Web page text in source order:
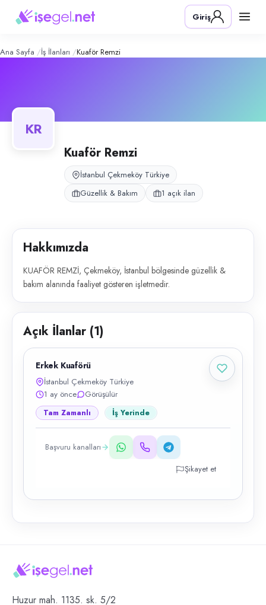
REMZİ – Şirket Profili
Konum:
KUAFÖR REMZİ, Çekmeköy, İstanbul bölgesinde güzellik & bakım
Giriş
Ana Sayfa İş İlanları Kuaför Remzi
KR
Kuaför Remzi
İstanbul Çekmeköy Türkiye
Güzellik & Bakım
1 açık ilan
Hakkımızda
KUAFÖR REMZİ, Çekmeköy, İstanbul bölgesinde güzellik &
bakım alanında faaliyet gösteren işletmedir.
Açık İlanlar (1)
Erkek Kuaförü
İstanbul Çekmeköy Türkiye
1 ay önce
Görüşülür
Tam Zamanlı İş Yerinde
Başvuru kanalları
Şikayet et
Huzur mah. 1135. sk. 5/2